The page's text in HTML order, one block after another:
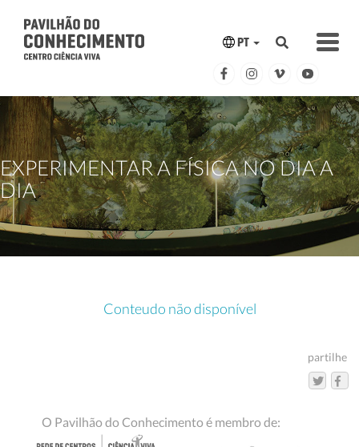
PT
EXPERIMENTAR A FÍSICA NO DIA A
DIA
Conteudo não disponível
partilhe
O Pavilhão do Conhecimento é membro de: